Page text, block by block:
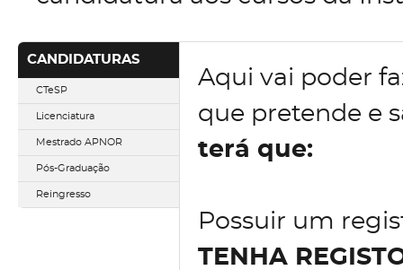
CANDIDATURAS
CTeSP
Licenciatura
Mestrado APNOR
Pós-Graduação
Reingresso
Aqui vai poder
que pretende e
terá que:
Possuir um
TENHA